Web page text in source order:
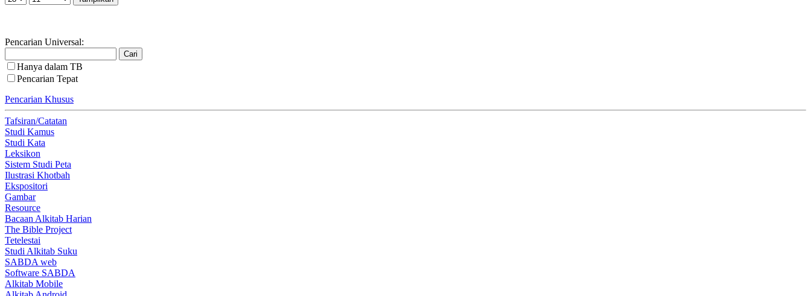
Pencarian Universal:
Hanya dalam TB
Pencarian Tepat
Pencarian Khusus
Tafsiran/Catatan
Studi Kamus
Studi Kata
Leksikon
Sistem Studi Peta
Ilustrasi Khotbah
Ekspositori
Gambar
Resource
Bacaan Alkitab Harian
The Bible Project
Tetelestai
Studi Alkitab Suku
SABDA web
Software SABDA
Alkitab Mobile